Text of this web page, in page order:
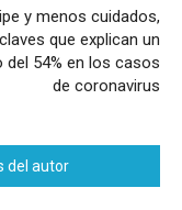
y menos cuidados,
que explican un
del 54% en los casos
de coronavirus
del autor